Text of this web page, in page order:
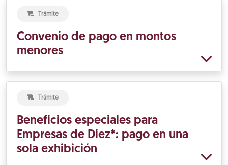
Trámite
Convenio de pago en montos
menores
Trámite
Beneficios especiales para
Empresas de Diez*: pago en una
sola exhibición